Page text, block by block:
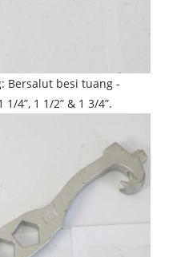
Bersalut besi tuang -
1/4”, 1 1/2” & 1 3/4”.